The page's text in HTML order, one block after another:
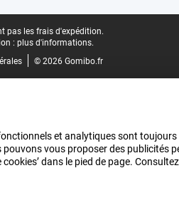
pas les frais d'expédition.
: plus d'informations.
© 2026 Gomibo.fr
et analytiques sont
vous proposer des publicités
dans le pied de page.